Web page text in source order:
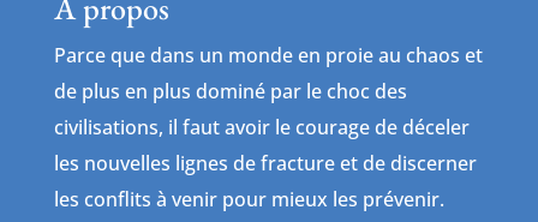
À propos
Parce que dans un monde en proie au chaos et
de plus en plus dominé par le choc des
civilisations, il faut avoir le courage de déceler
les nouvelles lignes de fracture et de discerner
les conflits à venir pour mieux les prévenir.